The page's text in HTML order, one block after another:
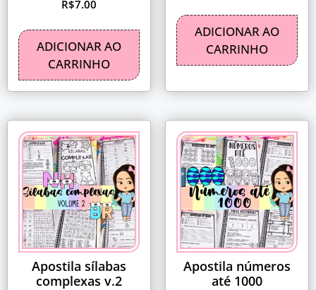
R$7.00
ADICIONAR AO
CARRINHO
ADICIONAR AO
CARRINHO
Apostila sílabas
complexas v.2
Apostila números
até 1000